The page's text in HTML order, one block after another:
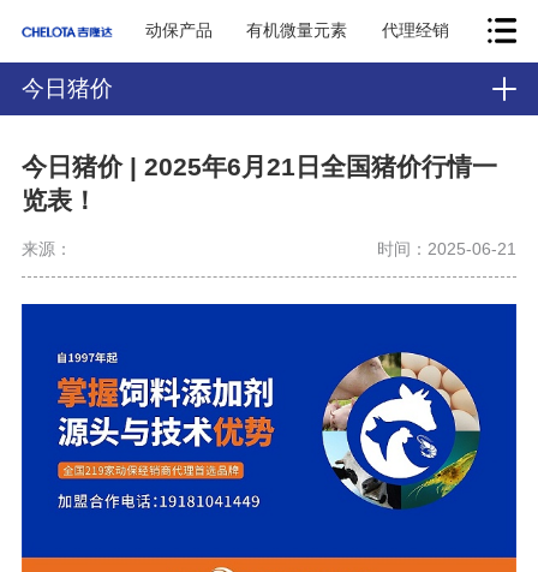
动保产品 有机微量元素 代理经销
今日猪价
今日猪价 | 2025年6月21日全国猪价行情一
览表！
来源： 时间：2025-06-21